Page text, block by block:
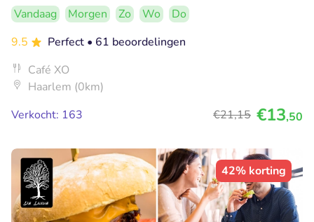
Vandaag Morgen Zo Wo
Do
9.5
Perfect • 61 beoordelingen
Café XO
Haarlem (0km)
Verkocht: 163
€21,15 €13,50
42% korting